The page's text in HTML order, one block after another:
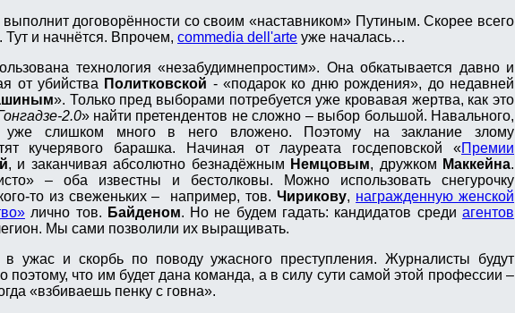
договорённости со своим «наставником» Путиным. Скорее всего
. Тут и начнётся. Впрочем, сommedia dell'arte уже началась…
технология «незабудимнепростим». Она обкатывается давно и
от убийства Политковской - «подарок ко дню рождения», до недавней
». Только пред выборами потребуется уже кровавая жертва, как это
2.0» найти претендентов не сложно – выбор большой. Навального,
уже слишком много в него вложено. Поэтому на заклание злому
кучерявого барашка. Начиная от лауреата госдеповской «Премии
, и заканчивая абсолютно безнадёжным Немцовым, дружком Маккейна.
– оба известны и бестолковы. Можно использовать снегурочку
то из свеженьких – например, тов.Чирикову, награжденную женской
лично тов. Байденом. Но не будем гадать: кандидатов средиагентов
Мы сами позволили их выращивать.
в ужас и скорбь по поводу ужасного преступления. Журналисты будут
поэтому, что им будет дана команда, а в силу сути самой этой профессии –
«взбиваешь пенку с говна».